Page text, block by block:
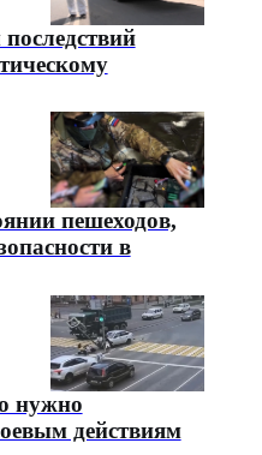
пешеходов,
в
нужно
действиям